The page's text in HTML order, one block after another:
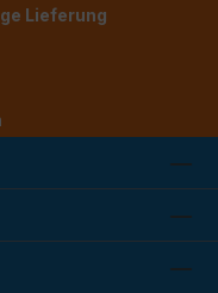
Lieferung